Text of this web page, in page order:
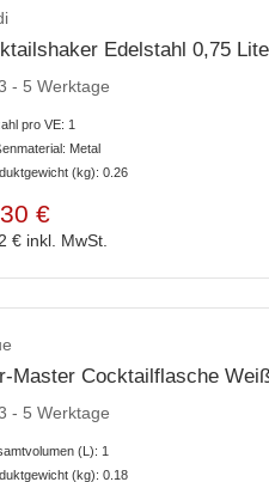
Edelstahl 0,75
- 5 Werktage
pro VE: 1
Metal
(kg): 0.26
€
€ inkl. MwSt.
Master Cocktailflasche
- 5 Werktage
(L): 1
(kg): 0.18